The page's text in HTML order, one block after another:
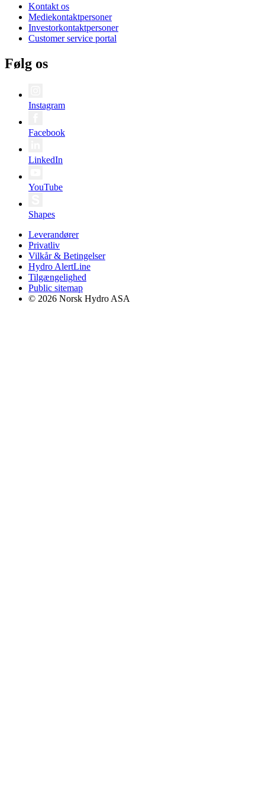
Kontakt os
Mediekontaktpersoner
Investorkontaktpersoner
Customer service portal
Følg os
Instagram
Facebook
LinkedIn
YouTube
Shapes
Leverandører
Privatliv
Vilkår & Betingelser
Hydro AlertLine
Tilgængelighed
Public sitemap
© 2026 Norsk Hydro ASA